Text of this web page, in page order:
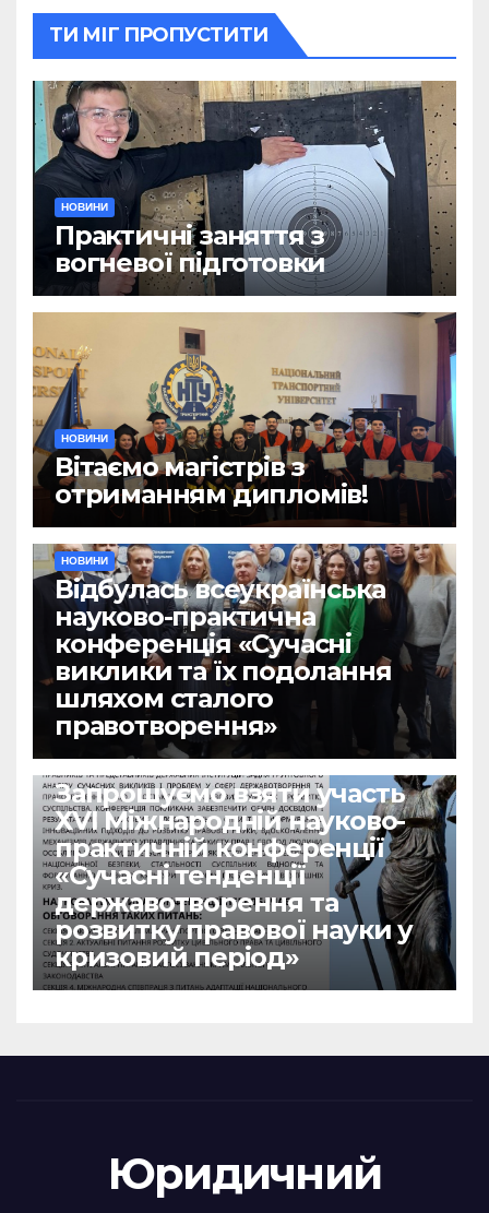
ТИ МІГ ПРОПУСТИТИ
НОВИНИ
Практичні заняття з
вогневої підготовки
НОВИНИ
Вітаємо магістрів з
отриманням дипломів!
НОВИНИ
Відбулась всеукраїнська
науково-практична
конференція «Сучасні
виклики та їх подолання
шляхом сталого
правотворення»
Запрошуємо взяти участь
ХVІ Міжнародній науково-
практичній конференції
«Сучасні тенденції
державотворення та
розвитку правової науки у
кризовий період»
Юридичний